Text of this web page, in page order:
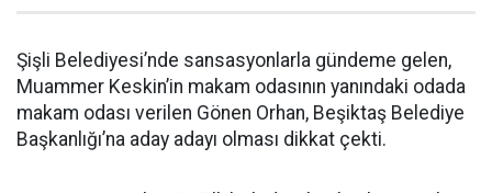
Şişli Belediyesi’nde sansasyonlarla gündeme gelen,
Muammer Keskin’in makam odasının yanındaki odada
makam odası verilen Gönen Orhan, Beşiktaş Belediye
Başkanlığı’na aday adayı olması dikkat çekti.